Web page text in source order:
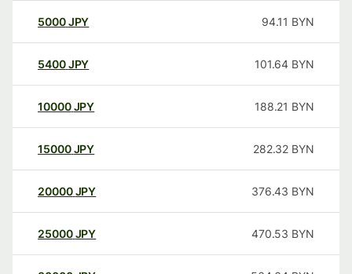
5000JPY 94.11 BYN
5400JPY 101.64 BYN
10000 JPY 188.21 BYN
15000 JPY 282.32 BYN
20000 JPY 376.43 BYN
25000 JPY 470.53 BYN